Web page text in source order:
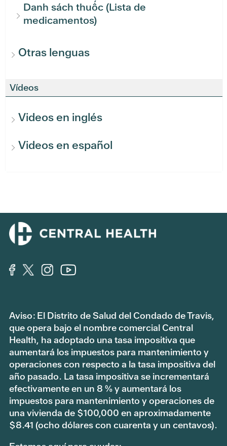
Danh sách thuốc (Lista de
medicamentos)
Otras lenguas
Vídeos
Videos en inglés
Videos en español
Aviso: El Distrito de Salud del Condado de Travis,
que opera bajo el nombre comercial Central
Health, ha adoptado una tasa impositiva que
aumentará los impuestos para mantenimiento y
operaciones con respecto a la tasa impositiva del
año pasado. La tasa impositiva se incrementará
efectivamente en un 8 % y aumentará los
impuestos para mantenimiento y operaciones de
una vivienda de $100,000 en aproximadamente
$8.41 (ocho dólares con cuarenta y un centavos).